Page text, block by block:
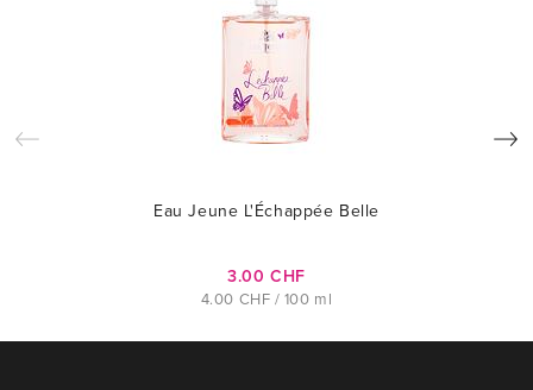
Eau Jeune L'Échappée Belle
3.00 CHF
4.00 CHF / 100 ml